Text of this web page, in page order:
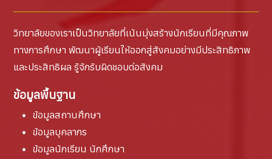
วิทยาลัยของเราเป็นวิทยาลัยที่เน้นมุ่งสร้างนักเรียนที่มีคุณภาพ
ทางการศึกษา พัฒนาผู้เรียนให้ออกสู่สังคมอย่างมีประสิทธิภาพ
และประสิทธิผล รู้จักรับผิดชอบต่อสังคม
ข้อมูลพื้นฐาน
ข้อมูลสถานศึกษา
ข้อมูลบุคลากร
ข้อมูลนักเรียน นักศึกษา